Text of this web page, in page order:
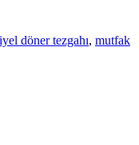
döner tezgahı, mutfak